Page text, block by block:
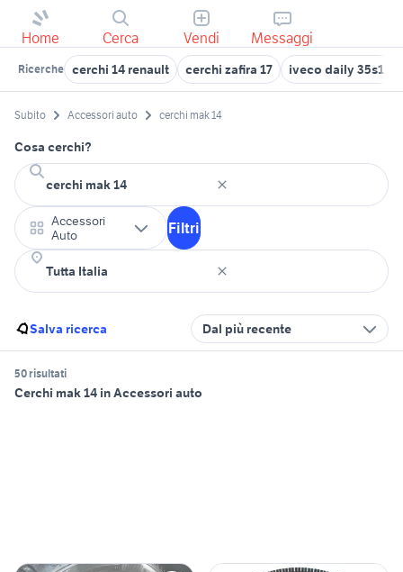
Home Cerca Vendi Messaggi
Ricerche cerchi 14 renault cerchi zafira 17 iveco daily 35s14
Subito Accessori auto cerchi mak 14
Cosa cerchi?
Accessori
Auto
Filtri
Salva ricerca Dal più recente
50 risultati
Cerchi mak 14 in Accessori auto